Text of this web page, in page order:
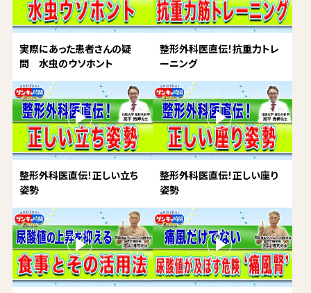
実際にあった患者さんの疑
問 水虫のウソホント
整形外科医直伝！抗重力トレ
ーニング
整形外科医直伝！正しい立ち
姿勢
整形外科医直伝！正しい座り
姿勢